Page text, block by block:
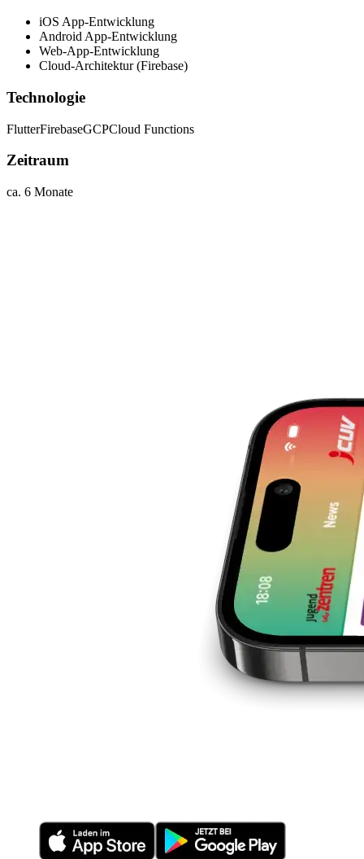
iOS App-Entwicklung
Android App-Entwicklung
Web-App-Entwicklung
Cloud-Architektur (Firebase)
Technologie
FlutterFirebaseGCPCloud Functions
Zeitraum
ca. 6 Monate